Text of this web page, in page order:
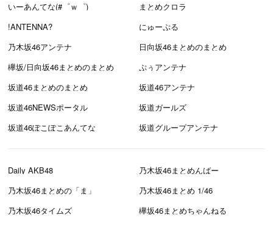
いーあんてな(#゜ｗ゜)
まとめクロラ
!ANTENNA?
にゅーぷる
乃木坂46アンテナ
日向坂46まとめのまとめ
欅坂/日向坂46まとめのまとめ
ぷぅアンテナ
坂道46まとめのまとめ
坂道46アンテナ
坂道46NEWSポータル
坂道ガールズ
坂道46ぽこぽこあんてな
坂道グループアンテナ
Daily AKB48
乃木坂46まとめんばー
乃木坂46まとめの「ま」
乃木坂46まとめ 1/46
乃木坂46タイムズ
欅坂46まとめちゃんねる